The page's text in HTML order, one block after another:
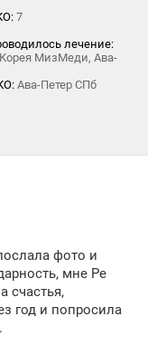
7
лечение:
МизМеди, Ава-
Ава-Петер СПб
фото и
мне Ре
счастья,
год и попросила